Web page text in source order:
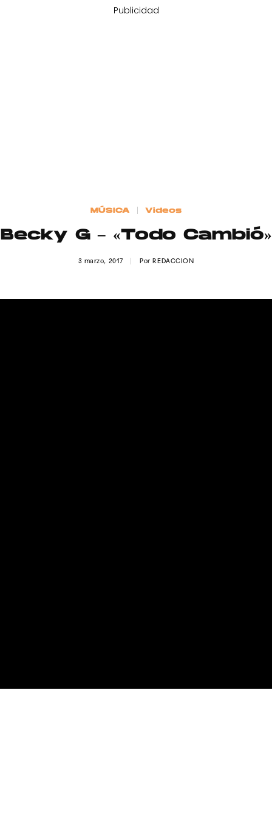
Publicidad
MÚSICA Videos
Becky G – «Todo Cambió»
3 marzo, 2017 PorREDACCION